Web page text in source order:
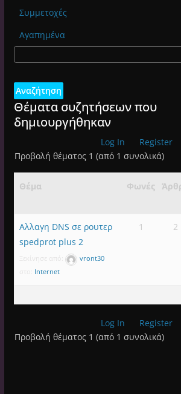
Συμμετοχές
Αγαπημένα
Θέματα συζητήσεων που
δημιουργήθηκαν
Log In Register
Προβολή θέματος 1 (από 1 συνολικά)
Θέμα Φωνές
Αλλαγη DNS σε ρουτερ
spedprot plus 2
Ξεκίνησε από:
vront30
στο: Internet
1 2
Log In Register
Προβολή θέματος 1 (από 1 συνολικά)